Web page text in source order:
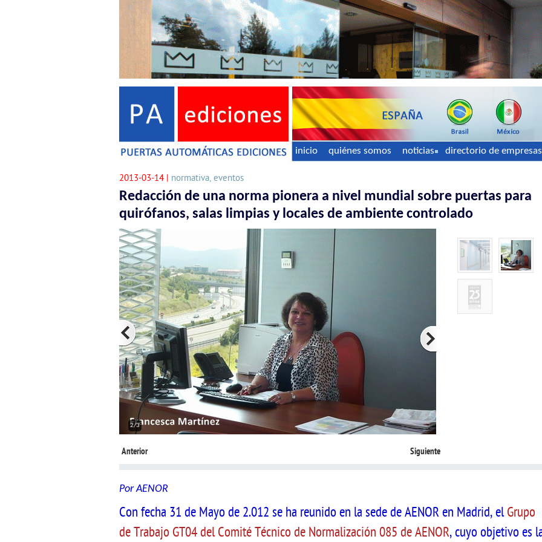
inicio quiénes somos noticias directorio de empresas
2013-03-14 | normativa, eventos
Redacción de una norma pionera a nivel mundial sobre puertas para
quirófanos, salas limpias y locales de ambiente controlado
2/3
Anterior Siguiente
Por AENOR
Con fecha 31 de Mayo de 2.012 se ha reunido en la sede de AENOR en Madrid, elGrupo
de Trabajo GT04 del Comité Técnico de Normalización 085 de AENOR, cuyo objetivo es